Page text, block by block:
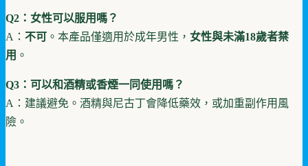
Q2：女性可以服用嗎？
A： 不可 。本產品僅適用於成年男性， 女性與未滿18歲者禁
用 。
Q3：可以和酒精或香煙一同使用嗎？
A：建議避免。酒精與尼古丁會降低藥效，或加重副作用風
險。